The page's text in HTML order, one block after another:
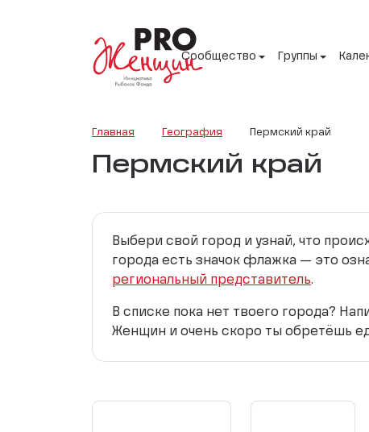
Сообщество Группы
Главная География Пермский край
Пермский край
Выбери свой город и узнай, что
города есть значок флажка — это
региональный представитель.
В списке пока нет твоего города?
Женщин и очень скоро ты обретёшь